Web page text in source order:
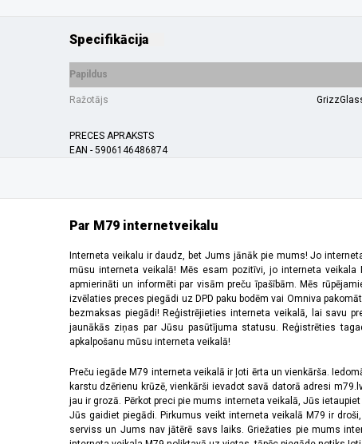
Specifikācija
Papildus
Ražotājs
PRECES APRAKSTS
EAN - 5906146486874
Par M79 internetveikalu
Interneta veikalu ir daudz, bet Jums jānāk pie mums! Jo
mūsu interneta veikalā! Mēs esam pozitīvi, jo interneta
apmierināti un informēti par visām preču īpašībām. Mēs
izvēlaties preces piegādi uz DPD paku bodēm vai Omniva
bezmaksas piegādi! Reģistrējieties interneta veikalā, lai savu
jaunākās ziņas par Jūsu pasūtījuma statusu. Reģistrēties
apkalpošanu mūsu interneta veikalā!
Preču iegāde M79 interneta veikalā ir ļoti ērta un vienkārša.
karstu dzērienu krūzē, vienkārši ievadot savā datorā adresi
jau ir grozā. Pērkot preci pie mums interneta veikalā, Jūs
Jūs gaidiet piegādi. Pirkumus veikt interneta veikalā M79 ir
serviss un Jums nav jātērē savs laiks. Griežaties pie mums